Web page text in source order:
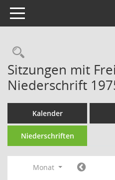
Toggle navigation
Sitzungen mit
Niederschrift
Kalender
Niederschriften
Monat